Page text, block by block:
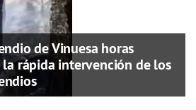
de Vinuesa horas
la rápida intervención de los